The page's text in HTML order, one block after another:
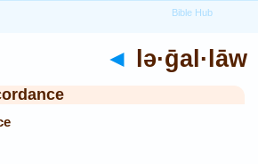
◄ lə·ḡal·lāw